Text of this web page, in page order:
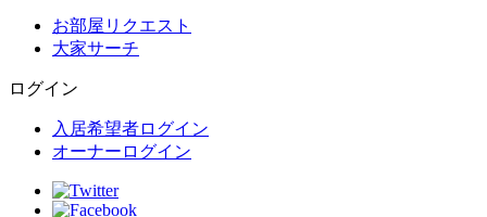
お部屋リクエスト
大家サーチ
ログイン
入居希望者ログイン
オーナーログイン